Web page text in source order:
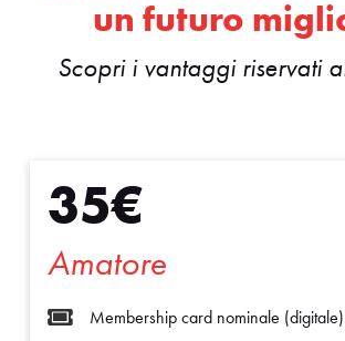
un futuro
Scopri i vantaggi riservati
35€
Amatore
 Membership card nominale (digitale)